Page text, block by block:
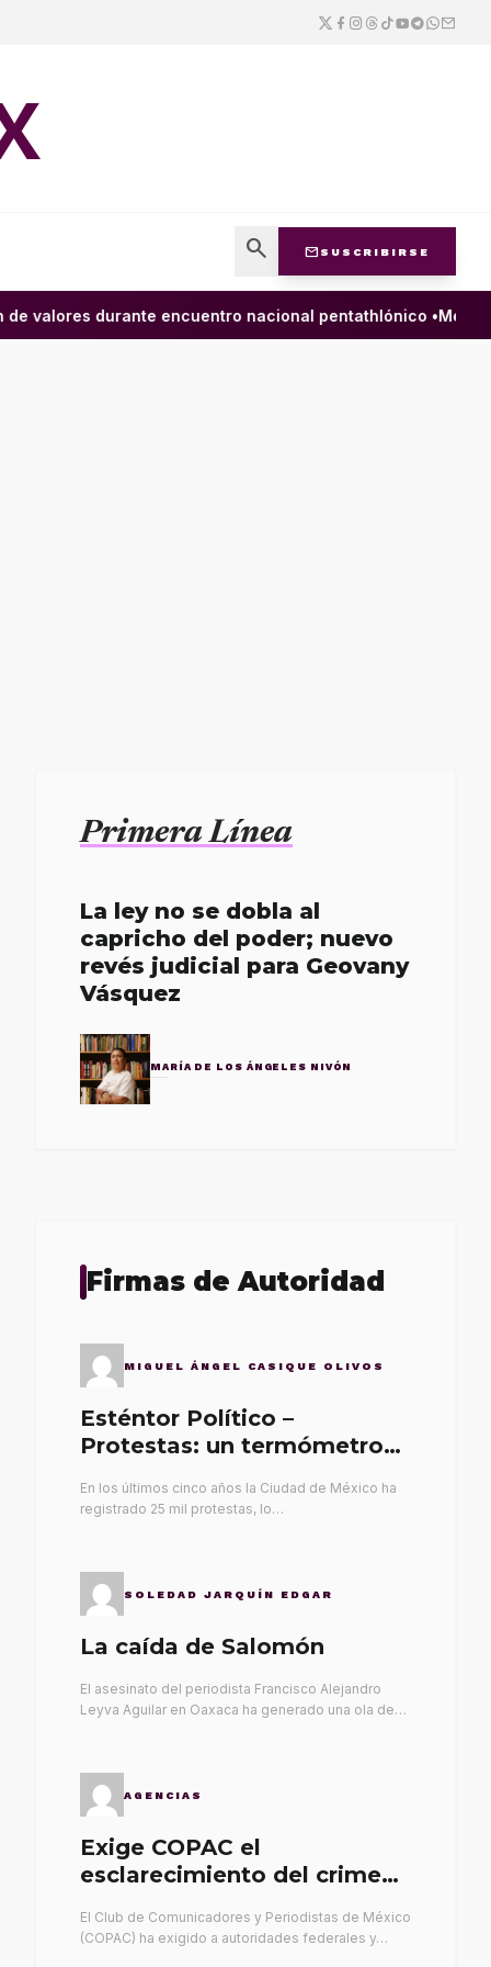
search mail SUSCRIBIRSE
valores durante encuentro nacional pentathlónico •México
Primera Línea
La ley no se dobla al
capricho del poder; nuevo
revés judicial para Geovany
Vásquez
MARÍA DE LOS ÁNGELES NIVÓN
Firmas de Autoridad
MIGUEL ÁNGEL CASIQUE OLIVOS
Esténtor Político –
Protestas: un termómetro
En los últimos cinco años la Ciudad de México ha
registrado 25 mil protestas, lo…
SOLEDAD JARQUÍN EDGAR
La caída de Salomón
El asesinato del periodista Francisco Alejandro
Leyva Aguilar en Oaxaca ha generado una ola de…
AGENCIAS
Exige COPAC el
esclarecimiento del crimen
El Club de Comunicadores y Periodistas de México
(COPAC) ha exigido a autoridades federales y…